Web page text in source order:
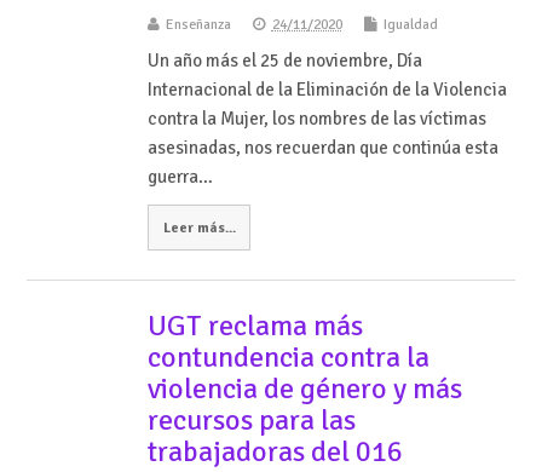
Enseñanza 24/11/2020 Igualdad
Un año más el 25 de noviembre, Día
Internacional de la Eliminación de la Violencia
contra la Mujer, los nombres de las víctimas
asesinadas, nos recuerdan que continúa esta
guerra…
Leer más...
UGT reclama más
contundencia contra la
violencia de género y más
recursos para las
trabajadoras del 016